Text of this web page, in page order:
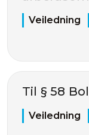
Veiledning
Til § 58
Veiledning